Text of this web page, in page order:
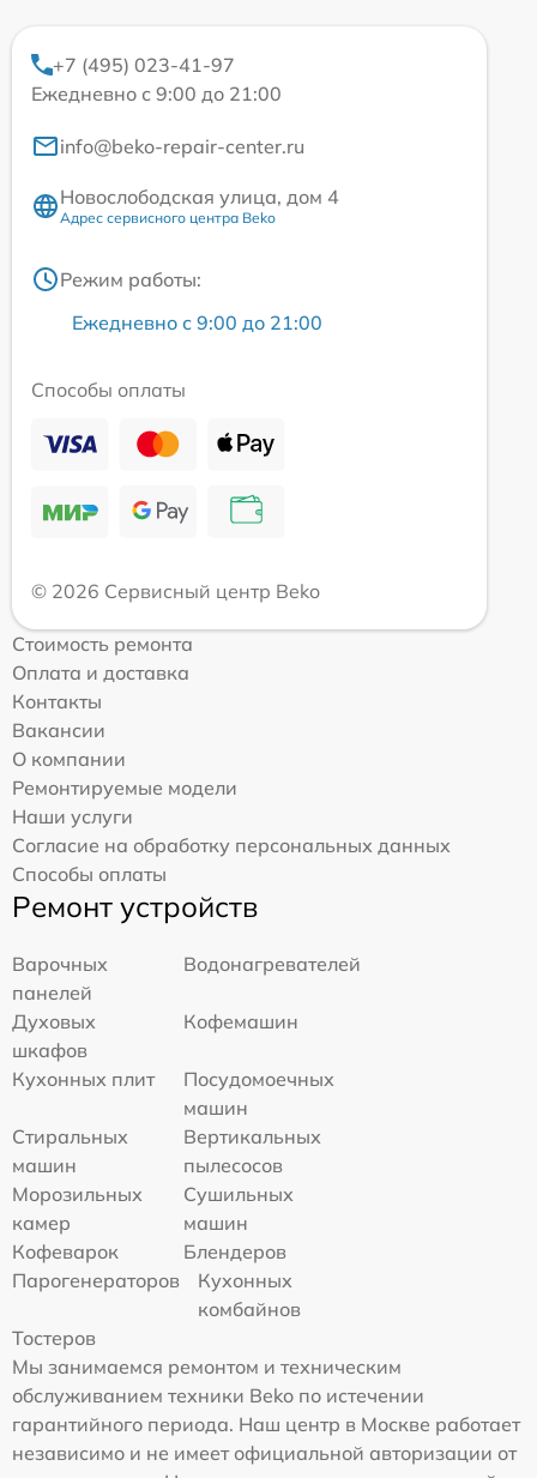
+7 (495) 023-41-97
Ежедневно с 9:00 до 21:00
info@beko-repair-center.ru
Новослободская улица, дом 4
Адрес сервисного центра Beko
Режим работы:
Ежедневно с 9:00 до 21:00
Способы оплаты
© 2026 Сервисный центр Beko
Стоимость ремонта
Оплата и доставка
Контакты
Вакансии
О компании
Ремонтируемые модели
Наши услуги
Согласие на обработку персональных данных
Способы оплаты
Ремонт устройств
Варочных
панелей
Водонагревателей
Духовых
шкафов
Кофемашин
Кухонных плит
Посудомоечных
машин
Стиральных
машин
Вертикальных
пылесосов
Морозильных
камер
Сушильных
машин
Кофеварок
Блендеров
Парогенераторов
Кухонных
комбайнов
Тостеров
Мы занимаемся ремонтом и техническим
обслуживанием техники Beko по истечении
гарантийного периода. Наш центр в Москве работает
независимо и не имеет официальной авторизации от